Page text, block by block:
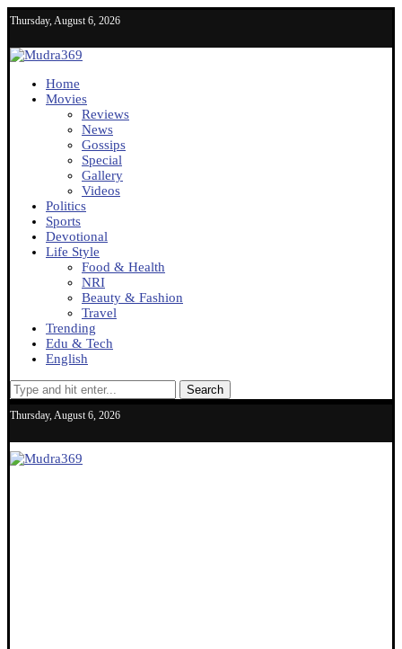
Thursday, August 6, 2026
Home
Movies
Reviews
News
Gossips
Special
Gallery
Videos
Politics
Sports
Devotional
Life Style
Food & Health
NRI
Beauty & Fashion
Travel
Trending
Edu & Tech
English
Search
Thursday, August 6, 2026